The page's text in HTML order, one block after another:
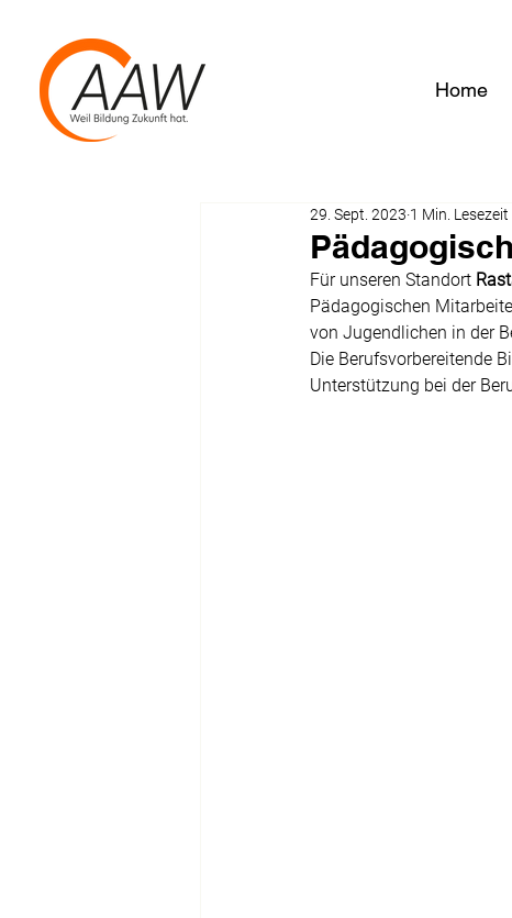
Home
29. Sept. 2023 1 Min. Lesezeit
Für unseren Standort
Pädagogischen
von Jugendlichen in der
Die Berufsvorbereitende
Unterstützung bei der